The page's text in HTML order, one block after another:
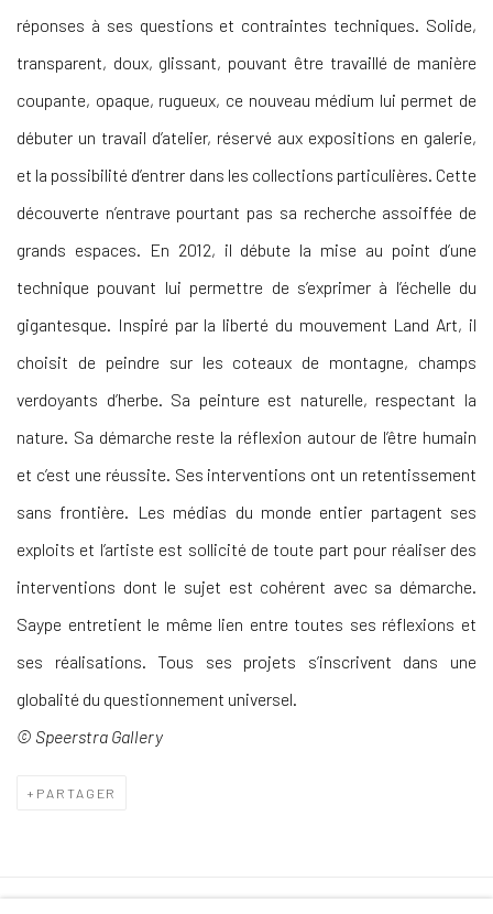
réponses à ses questions et contraintes techniques. Solide,
transparent, doux, glissant, pouvant être travaillé de manière
coupante, opaque, rugueux, ce nouveau médium lui permet de
débuter un travail d’atelier, réservé aux expositions en galerie,
et la possibilité d’entrer dans les collections particulières. Cette
découverte n’entrave pourtant pas sa recherche assoiffée de
grands espaces. En 2012, il débute la mise au point d’une
technique pouvant lui permettre de s’exprimer à l’échelle du
gigantesque. Inspiré par la liberté du mouvement Land Art, il
choisit de peindre sur les coteaux de montagne, champs
verdoyants d’herbe. Sa peinture est naturelle, respectant la
nature. Sa démarche reste la réflexion autour de l’être humain
et c’est une réussite. Ses interventions ont un retentissement
sans frontière. Les médias du monde entier partagent ses
exploits et l’artiste est sollicité de toute part pour réaliser des
interventions dont le sujet est cohérent avec sa démarche.
Saype entretient le même lien entre toutes ses réflexions et
ses réalisations. Tous ses projets s’inscrivent dans une
globalité du questionnement universel.
© Speerstra Gallery
PARTAGER